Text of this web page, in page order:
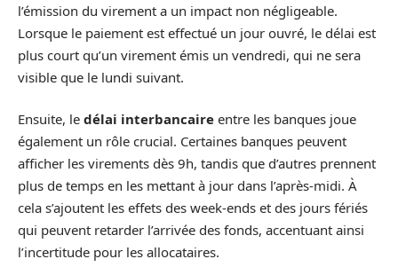
l’émission du virement a un impact non négligeable.
Lorsque le paiement est effectué un jour ouvré, le délai est
plus court qu’un virement émis un vendredi, qui ne sera
visible que le lundi suivant.
Ensuite, le délai interbancaire entre les banques joue
également un rôle crucial. Certaines banques peuvent
afficher les virements dès 9h, tandis que d’autres prennent
plus de temps en les mettant à jour dans l’après-midi. À
cela s’ajoutent les effets des week-ends et des jours fériés
qui peuvent retarder l’arrivée des fonds, accentuant ainsi
l’incertitude pour les allocataires.